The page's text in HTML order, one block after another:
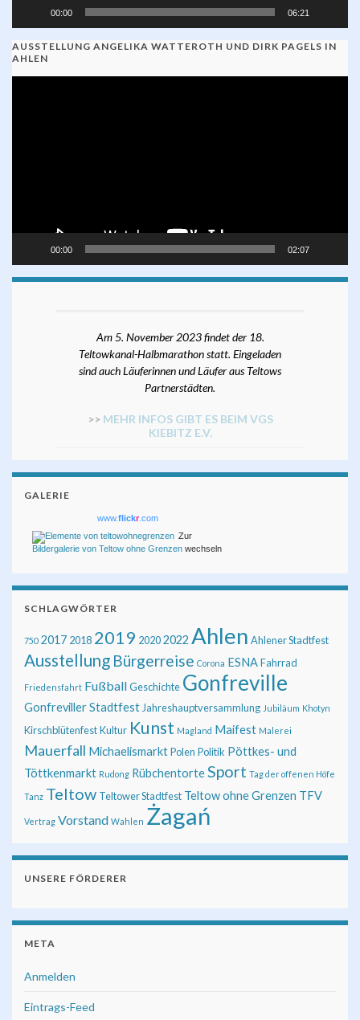
00:00 06:21
AUSSTELLUNG ANGELIKA WATTEROTH UND DIRK PAGELS IN
AHLEN
00:00 02:07
Am 5. November 2023 findet der 18.
Teltowkanal-Halbmarathon statt. Eingeladen
sind auch Läuferinnen und Läufer aus Teltows
Partnerstädten.
>> MEHR INFOS GIBT ES BEIM VGS
KIEBITZ E.V.
GALERIE
www.flickr.com
Zur
Bildergalerie von Teltow ohne Grenzen wechseln
SCHLAGWÖRTER
750 2017 2018 2019 20202022 Ahlen Ahlener Stadtfest
Ausstellung Bürgerreise Corona ESNAFahrrad
Friedensfahrt FußballGeschichte Gonfreville
Gonfreviller StadtfestJahreshauptversammlung Jubiläum Khotyn
KirschblütenfestKultur Kunst Magland Maifest Malerei
Mauerfall MichaelismarktPolen Politik Pöttkes- und
Töttkenmarkt Rudong RübchentorteSport Tag der offenen Höfe
Tanz Teltow Teltower Stadtfest Teltow ohne Grenzen TFV
Vertrag Vorstand Wahlen Żagań
UNSERE FÖRDERER
META
Anmelden
Eintrags-Feed